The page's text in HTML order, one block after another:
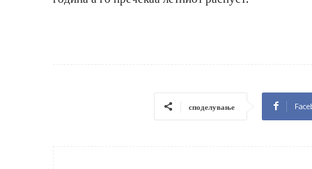
споделување